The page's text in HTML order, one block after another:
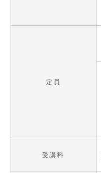
定員
受講料